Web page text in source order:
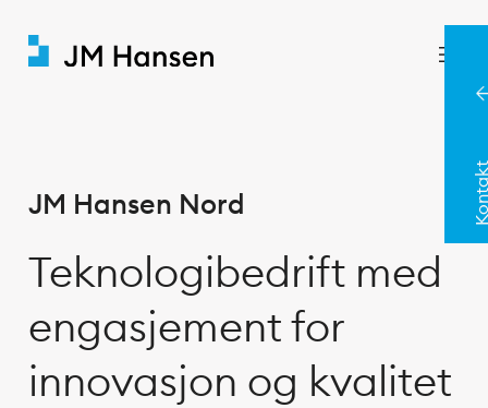
JM Hansen Nord
Teknologibedrift med
engasjement for
innovasjon og kvalitet